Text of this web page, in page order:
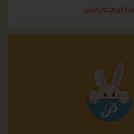
@RAULGALLEGO